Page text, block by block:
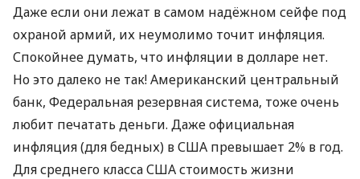
Даже если они лежат в самом надёжном сейфе под
охраной армий, их неумолимо точит инфляция.
Спокойнее думать, что инфляции в долларе нет.
Но это далеко не так! Американский центральный
банк, Федеральная резервная система, тоже очень
любит печатать деньги. Даже официальная
инфляция (для бедных) вСША превышает 2% в год.
Для среднего классаСШАстоимость жизни